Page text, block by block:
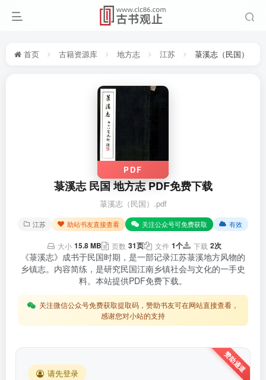
首页 古籍资源库 地方志 江苏 菉溪志（民国）
PDF
菉溪志 民国 地方志 PDF免费下载
菉溪志（民国）.pdf
江苏 助站书友直接查看 关注公众号可免费获取 有效
大小 15.8 MB 页数 31页 文件 1个 下载 2次
《菉溪志》成书于民国时期，是一部记录江苏菉溪地方风物的
乡镇志。内容简练，是研究民国江南乡镇社会与文化的一手史
料。本站提供PDF免费下载。
关注微信公众号免费获取提取码，赞助书友可在网站直接查看，
感谢您对小站的支持
请先登录